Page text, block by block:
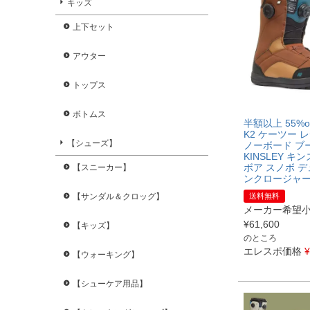
キッズ
上下セット
アウター
トップス
ボトムス
【シューズ】
【スニーカー】
【サンダル＆クロッグ】
【キッズ】
【ウォーキング】
【シューケア用品】
半額以上
K2 ケーツー
ノーボード ブ
KINSLEY キン
ボア スノボ
ンクロージャ
送料無料
メーカー希望
¥61,600
のところ
エレスポ価格 ¥